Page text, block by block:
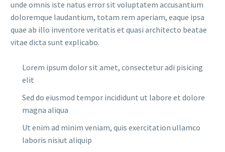
unde omnis iste natus error sit voluptatem accusantium
doloremque laudantium, totam rem aperiam, eaque ipsa
quae ab illo inventore veritatis et quasi architecto beatae
vitae dicta sunt explicabo.
Lorem ipsum dolor sit amet, consectetur adi pisicing
elit
Sed do eiusmod tempor incididunt ut labore et dolore
magna aliqua
Ut enim ad minim veniam, quis exercitation ullamco
laboris nisiut aliquip